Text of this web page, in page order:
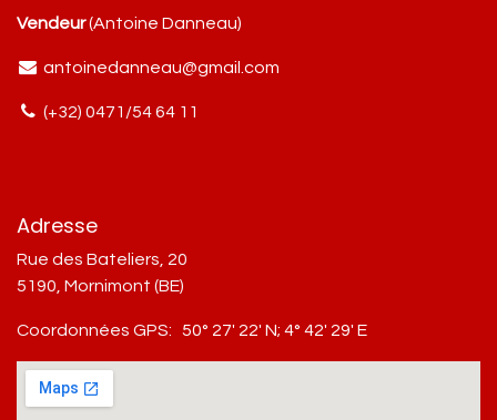
Vendeur(Antoine Danneau)
antoinedanneau@gmail.com
(+32) 0471/54 64 11
Adresse
Rue des Bateliers, 20
5190, Mornimont (BE)
Coordonnées GPS: 50° 27' 22' N; 4° 42' 29' E